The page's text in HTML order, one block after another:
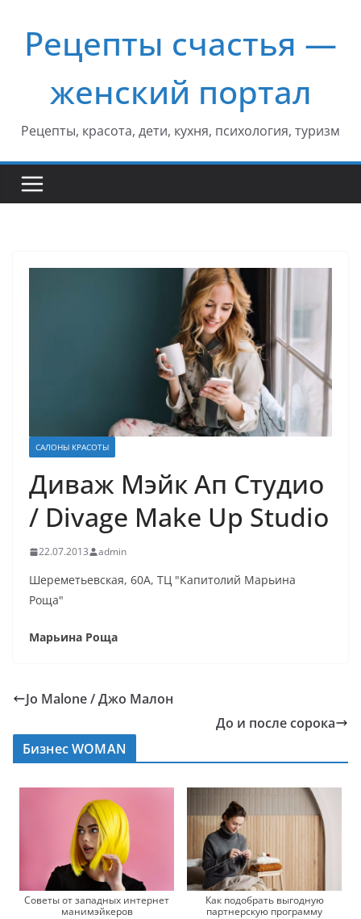
содержимому
Рецепты счастья —
женский портал
Рецепты, красота, дети, кухня, психология, туризм
САЛОНЫ КРАСОТЫ
Диваж Мэйк Ап Студио
/ Divage Make Up Studio
22.07.2013 admin
Шереметьевская, 60А, ТЦ "Капитолий Марьина
Роща"
Марьина Роща
Jo Malone / Джо Малон
До и после сорока
Бизнес WOMAN
Советы от западных интернет
манимэйкеров
Как подобрать выгодную
партнерскую программу